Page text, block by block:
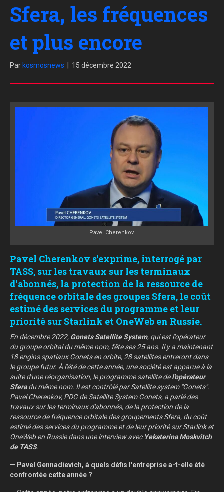
Sfera, les fréquences
et plus encore
Par kosmosnews 15 décembre 2022
Pavel Cherenkov.
Pavel Cherenkov s'exprime, interrogé par
TASS, sur les travaux sur les terminaux
d'abonnés, la protection de la ressource de
fréquence orbitale des groupes Sfera, le coût
estimé des services du programme et leur
priorité sur Starlink et OneWeb en Russie.
En décembre 2022, Gonets Satellite System, qui est l'opérateur
du groupe orbital du même nom, fête ses 25 ans. Il y a maintenant
18 engins spatiaux Gonets en orbite, 28 satellites entreront dans
le groupe futur. À l'été de cette année, une société est apparue à la
suite d'une réorganisation, le programme satellite del'opérateur
Sferadu même nom. Il est contrôlé par Satellite system "Gonets".
Pavel Cherenkov, PDG de Satellite System Gonets, a parlé des
travaux sur les terminaux d'abonnés, de la protection de la
ressource de fréquence orbitale des groupements Sfera, du coût
estimé des services du programme et de leur priorité sur Starlink et
OneWeb en Russie dans une interview avec Yekaterina Moskvitch
de TASS.
— Pavel Gennadievich, à quels défis l'entreprise a-t-elle été
confrontée cette année ?